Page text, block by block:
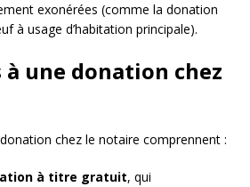
exonérées (comme la donation
à usage d’habitation principale).
à une donation chez
chez le notaire comprennent :
à titre gratuit, qui